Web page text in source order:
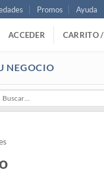
Promos Ayuda
ACCEDER CARRITO /
NEGOCIO
por: